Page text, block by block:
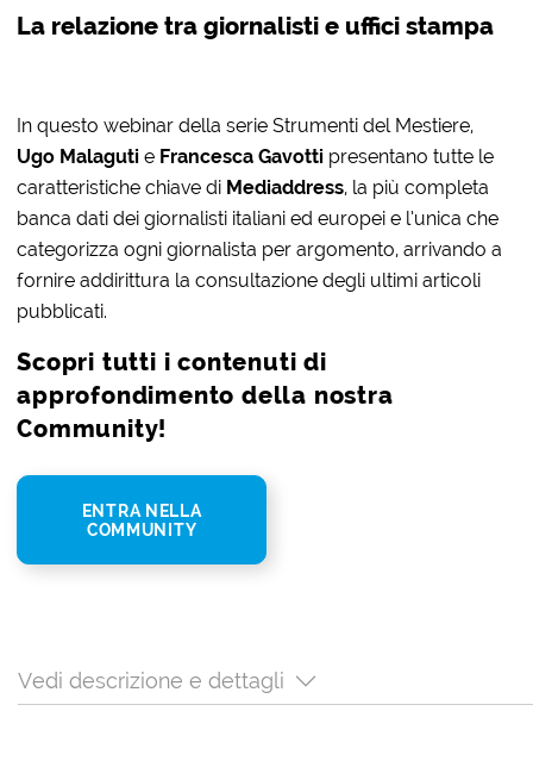
La relazione tra giornalisti e uffici stampa
In questo webinar della serie Strumenti del Mestiere,
Ugo Malaguti e Francesca Gavotti presentano tutte le
caratteristiche chiave di Mediaddress, la più completa
banca dati dei giornalisti italiani ed europei e l’unica che
categorizza ogni giornalista per argomento, arrivando a
fornire addirittura la consultazione degli ultimi articoli
pubblicati.
Scopri tutti i contenuti di
approfondimento della nostra
Community!
ENTRA NELLA
COMMUNITY
Vedi descrizione e dettagli